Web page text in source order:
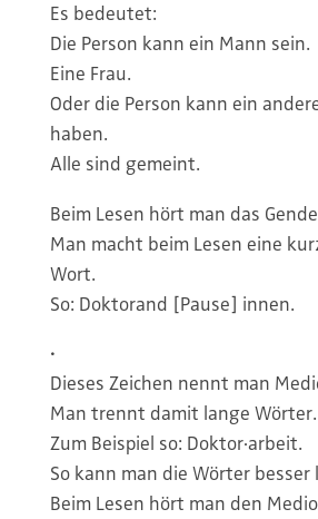
Es bedeutet:
Die Person kann ein Mann sein.
Eine Frau.
Oder die Person kann ein
haben.
Alle sind gemeint.
Beim Lesen hört man das
Man macht beim Lesen eine
Wort.
So: Doktorand [Pause] innen.
·
Dieses Zeichen nennt man
Man trennt damit lange Wörter.
Zum Beispiel so: Doktor·arbeit.
So kann man die Wörter besser
Beim Lesen hört man den